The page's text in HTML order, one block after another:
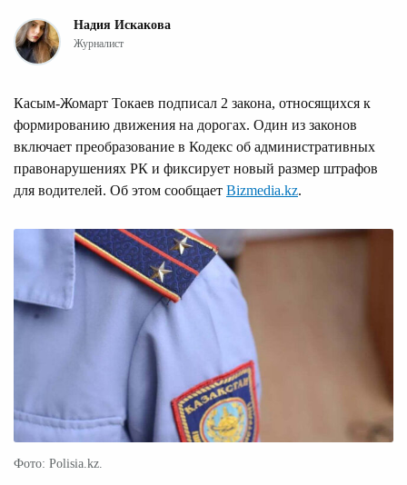
Надия Искакова
Журналист
Касым-Жомарт Токаев подписал 2 закона, относящихся к
формированию движения на дорогах. Один из законов
включает преобразование в Кодекс об административных
правонарушениях РК и фиксирует новый размер штрафов
для водителей. Об этом сообщает Bizmedia.kz.
Фото: Polisia.kz.